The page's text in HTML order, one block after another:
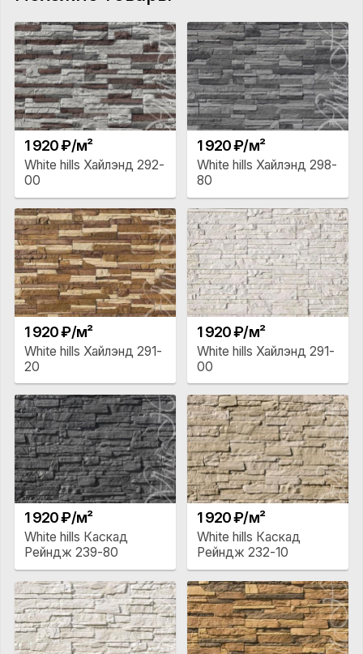
1 920 ₽/м²
White hills Хайлэнд 292-
00
1 920 ₽/м²
White hills Хайлэнд 298-
80
1 920 ₽/м²
White hills Хайлэнд 291-
20
1 920 ₽/м²
White hills Хайлэнд 291-
00
1 920 ₽/м²
White hills Каскад
Рейндж 239-80
1 920 ₽/м²
White hills Каскад
Рейндж 232-10